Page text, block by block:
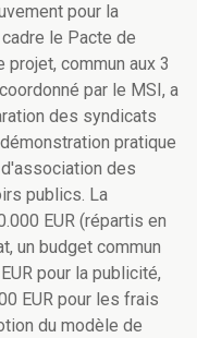
pour la
le Pacte de
projet, commun aux 3
par le MSI, a
des syndicats
pratique
des
publics. La
EUR (répartis en
un budget commun
pour la publicité,
EUR pour les frais
du modèle de